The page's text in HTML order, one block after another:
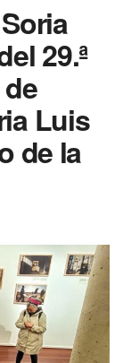
29.ª
Luis
de la